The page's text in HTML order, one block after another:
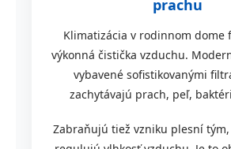
prachu
Klimatizácia v rodinnom dome
výkonná čistička vzduchu.
vybavené sofistikovanými
zachytávajú prach, peľ,
Zabraňujú tiež vzniku plesní